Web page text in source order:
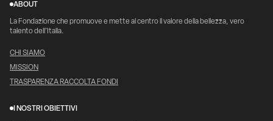
ABOUT
La Fondazione che promuove e mette al centro il valore della bellezza, vero
talento dell’Italia.
CHI SIAMO
MISSION
TRASPARENZA RACCOLTA FONDI
I NOSTRI OBIETTIVI